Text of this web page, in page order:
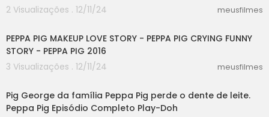
2 Visualizações . 12/11/24
meusfilmes
PEPPA PIG MAKEUP LOVE STORY - PEPPA PIG CRYING FUNNY
STORY - PEPPA PIG 2016
3 Visualizações . 12/11/24
meusfilmes
Pig George da família Peppa Pig perde o dente de leite.
Peppa Pig Episódio Completo Play-Doh